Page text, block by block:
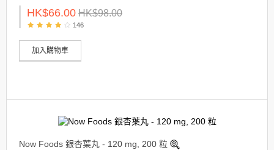
HK$66.00 HK$98.00
146
加入購物車
Now Foods 銀杏葉丸 - 120 mg, 200 粒